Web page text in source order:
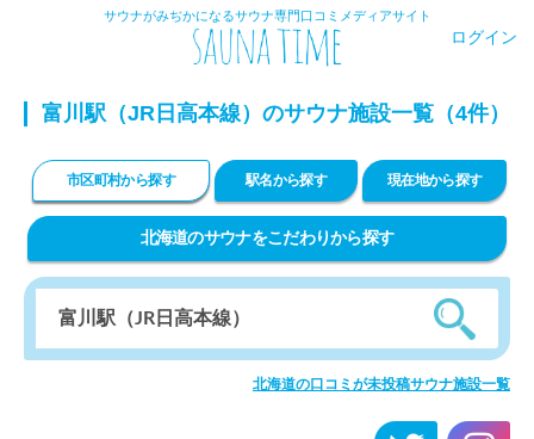
サウナがみぢかになるサウナ専門口コミメディアサイト
ログイン
富川駅（JR日高本線）のサウナ施設一覧（4件）
市区町村から探す 駅名から探す 現在地から探す
北海道のサウナをこだわりから探す
北海道の口コミが未投稿サウナ施設一覧